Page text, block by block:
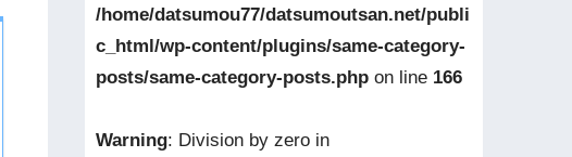
/home/datsumou77/datsumoutsan.net/publi
c_html/wp-content/plugins/same-category-
posts/same-category-posts.php on line 166
Warning: Division by zero in